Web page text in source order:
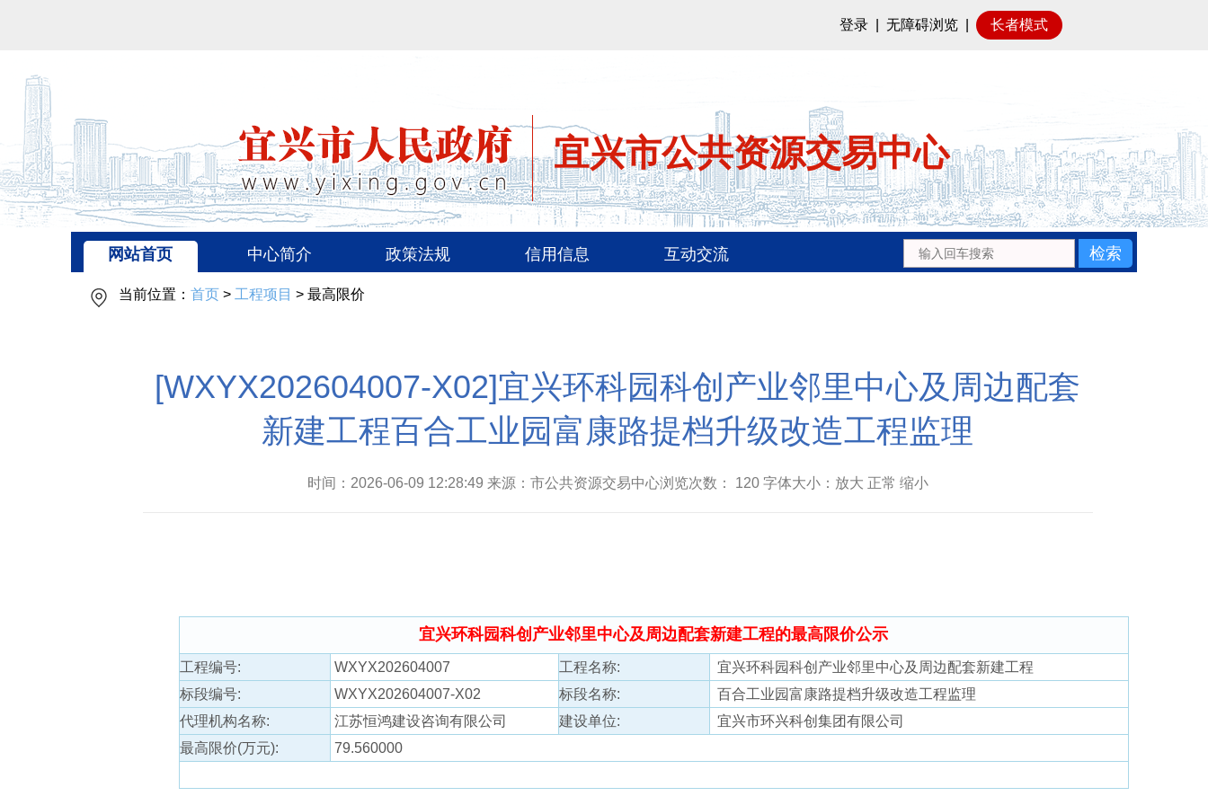
登录 无障碍浏览 长者模式
宜兴市公共资源交易中心
网站首页 中心简介 政策法规 信用信息 互动交流
当前位置： 首页> 工程项目 > 最高限价
[WXYX202604007-X02]宜兴环科园科创产业邻里中心及周边配套
新建工程百合工业园富康路提档升级改造工程监理
时间：2026-06-09 12:28:49 来源：市公共资源交易中心浏览次数： 120字体大小：放大 正常 缩小
宜兴环科园科创产业邻里中心及周边配套新建工程的最高限价公示
工程编号: WXYX202604007 工程名称:
宜兴环科园科创产业邻里中心及周边配套新建工程
标段编号:
WXYX202604007-X02 标段名称:
百合工业园富康路提档升级改造工程监理
代理机构名称:
江苏恒鸿建设咨询有限公司 建设单位:
宜兴市环兴科创集团有限公司
最高限价(万元):
79.560000